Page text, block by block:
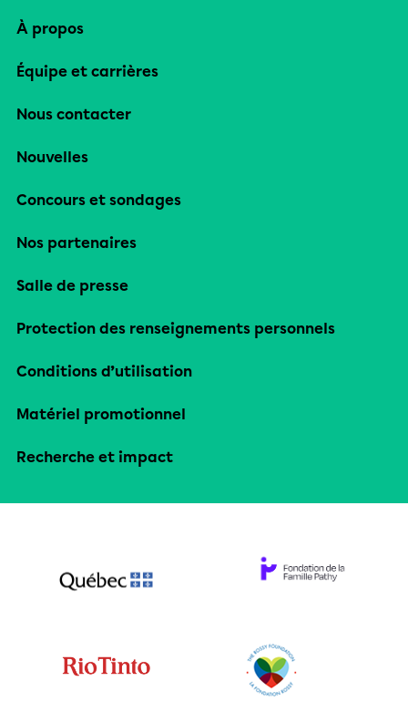
À propos
Équipe et carrières
Nous contacter
Nouvelles
Concours et sondages
Nos partenaires
Salle de presse
Protection des renseignements personnels
Conditions d’utilisation
Matériel promotionnel
Recherche et impact